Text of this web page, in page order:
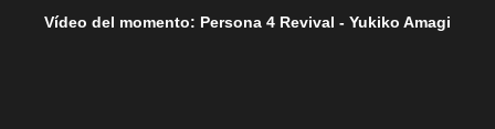
Vídeo del momento: Persona 4 Revival - Yukiko Amagi